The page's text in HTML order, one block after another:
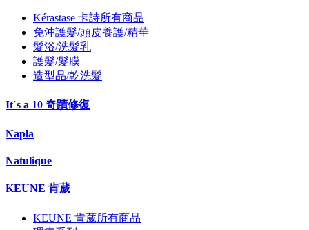
Kérastase 卡詩所有商品
免沖護髮/頭皮養護/精華
髮浴/洗髮乳
護髮/髮膜
造型品/乾洗髮
It`s a 10 奇蹟修復
Napla
Natulique
KEUNE 肯葳
KEUNE 肯葳所有商品